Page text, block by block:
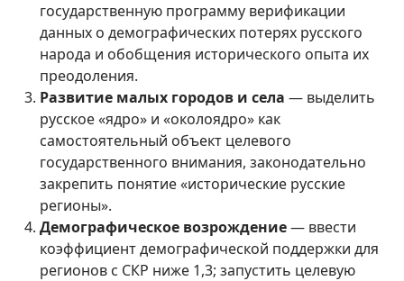
государственную программу верификации
данных о демографических потерях русского
народа и обобщения исторического опыта их
преодоления.
Развитие малых городов и села — выделить
русское «ядро» и «околоядро» как
самостоятельный объект целевого
государственного внимания, законодательно
закрепить понятие «исторические русские
регионы».
Демографическое возрождение— ввести
коэффициент демографической поддержки для
регионов с СКР ниже 1,3; запустить целевую